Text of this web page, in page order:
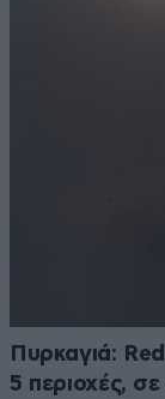
Πυρκαγιά:
5 περιοχές,